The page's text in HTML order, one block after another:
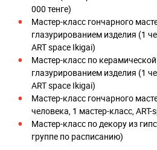
000 тенге)
Мастер-класс гончарного
глазурированием изделия (1
ART space Ikigai)
Мастер-класс по
глазурированием изделия (1
ART space Ikigai)
Мастер-класс гончарного
человека, 1 мастер-класс, ART-
Мастер-класс по декору из
группе по расписанию)